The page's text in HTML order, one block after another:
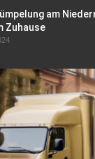
am
Zuhause